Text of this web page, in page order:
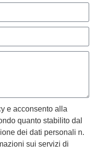
e acconsento alla
quanto stabilito dal
dei dati personali n.
sui servizi di